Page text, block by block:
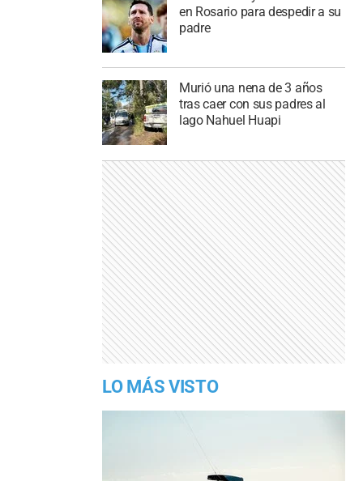
en Rosario para despedir a su
padre
Murió una nena de 3 años
tras caer con sus padres al
lago Nahuel Huapi
LO MÁS VISTO